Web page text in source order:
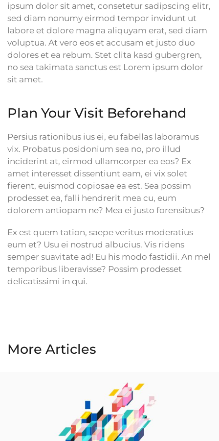
ipsum dolor sit amet, consetetur sadipscing elitr,
sed diam nonumy eirmod tempor invidunt ut
labore et dolore magna aliquyam erat, sed diam
voluptua. At vero eos et accusam et justo duo
dolores et ea rebum. Stet clita kasd gubergren,
no sea takimata sanctus est Lorem ipsum dolor
sit amet.
Plan Your Visit Beforehand
Persius rationibus ius ei, eu fabellas laboramus
vix. Probatus posidonium sea no, pro illud
inciderint at, eirmod ullamcorper ea eos? Ex
amet interesset dissentiunt eam, ei vix solet
fierent, euismod copiosae ea est. Sea possim
prodesset ea, falli hendrerit mea cu, eum
dolorem antiopam ne? Mea ei justo forensibus?
Ex est quem tation, saepe veritus moderatius
eum et? Usu ei nostrud albucius. Vis ridens
semper suavitate ad! Eu his modo fastidii. An mel
temporibus liberavisse? Possim prodesset
delicatissimi in qui.
More Articles